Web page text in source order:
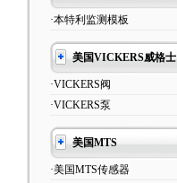
·本特利监测模板
美国VICKERS威格士
·VICKERS阀
·VICKERS泵
美国MTS
·美国MTS传感器